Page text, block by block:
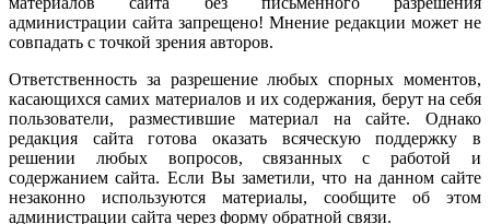
администрации сайта запрещено! Мнение редакции может не
совпадать с точкой зрения авторов.
Ответственность за разрешение любых спорных моментов,
касающихся самих материалов и их содержания, берут на себя
пользователи, разместившие материал на сайте. Однако
редакция сайта готова оказать всяческую поддержку в
решении любых вопросов, связанных с работой и
содержанием сайта. Если Вы заметили, что на данном сайте
незаконно используются материалы, сообщите об этом
администрации сайта через форму обратной связи.